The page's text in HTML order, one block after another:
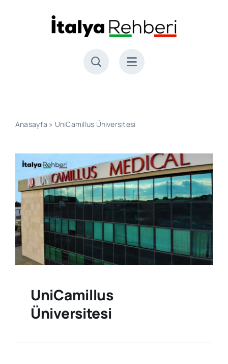
Anasayfa » UniCamillus Üniversitesi
UniCamillus
Üniversitesi